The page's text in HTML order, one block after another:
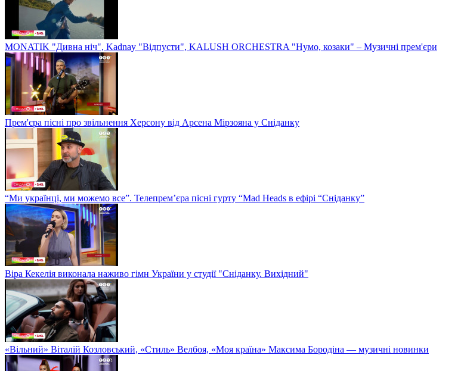
MONATIK "Дивна ніч", Kadnay "Відпусти", KALUSH ORCHESTRA "Нумо, козаки" – Музичні прем'єри
Прем'єра пісні про звільнення Херсону від Арсена Мірзояна у Сніданку
“Ми українці, ми можемо все”. Телепрем’єра пісні гурту “Mad Heads в ефірі “Сніданку”
Віра Кекелія виконала наживо гімн України у студії "Сніданку. Вихідний"
«Вільний» Віталій Козловський, «Стиль» Велбоя, «Моя країна» Максима Бородіна — музичні новинки